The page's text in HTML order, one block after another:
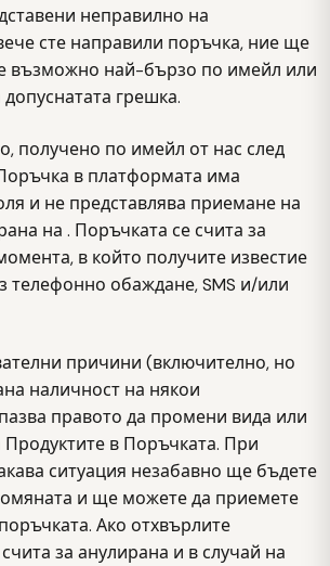
неправилно на
сте направили поръчка, ние ще
възможно най-бързо по имейл или
грешка.
получено по имейл от нас след
в платформата има
и не представлява приемане на
на . Поръчката се счита за
в който получите известие
телефонно обаждане, SMS и/или
причини (включително, но
наличност на някои
правото да промени вида или
Продуктите в Поръчката. При
ситуация незабавно ще бъдете
и ще можете да приемете
Ако отхвърлите
за анулирана и в случай на